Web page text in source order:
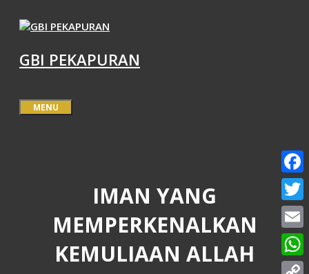
GBI PEKAPURAN
MENU
IMAN YANG
MEMPERKENALKAN
KEMULIAAN ALLAH
Email